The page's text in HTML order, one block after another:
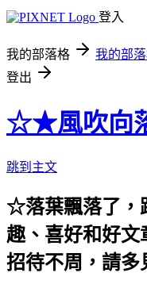
登入
我的部落格 我的部
登出
☆★風吹向
跳到主文
☆落葉飄落了，
趣、喜好和好
招待不周，請